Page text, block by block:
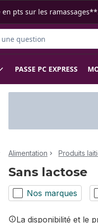
pts sur les
PASSE PC EXPRESS
Alimentation Produits
Sans lactose
Nos marques
La disponibilité et le